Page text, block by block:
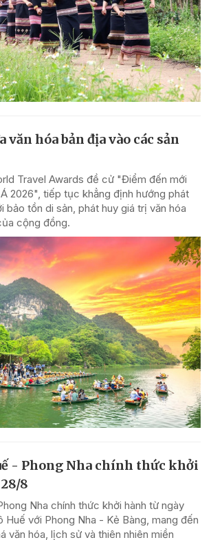
hóa bản địa vào các sản
Travel Awards đề cử "Điểm đến mới
2026", tiếp tục khẳng định hướng phát
bảo tồn di sản, phát huy giá trị văn hóa
cộng đồng.
- Phong Nha chính thức khởi
8
Nha chính thức khởi hành từ ngày
Huế với Phong Nha - Kẻ Bàng, mang đến
văn hóa, lịch sử và thiên nhiên miền